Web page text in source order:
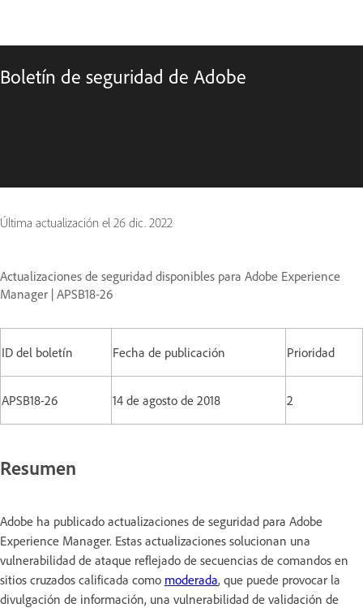
Boletín de seguridad de Adobe
Última actualización el 26 dic. 2022
Actualizaciones de seguridad disponibles para Adobe Experience
Manager | APSB18-26
ID del boletín Fecha de publicación Prioridad
APSB18-26 14 de agosto de 2018 2
Resumen
Adobe ha publicado actualizaciones de seguridad para Adobe
Experience Manager. Estas actualizaciones solucionan una
vulnerabilidad de ataque reflejado de secuencias de comandos en
sitios cruzados calificada como moderada, que puede provocar la
divulgación de información, una vulnerabilidad de validación de